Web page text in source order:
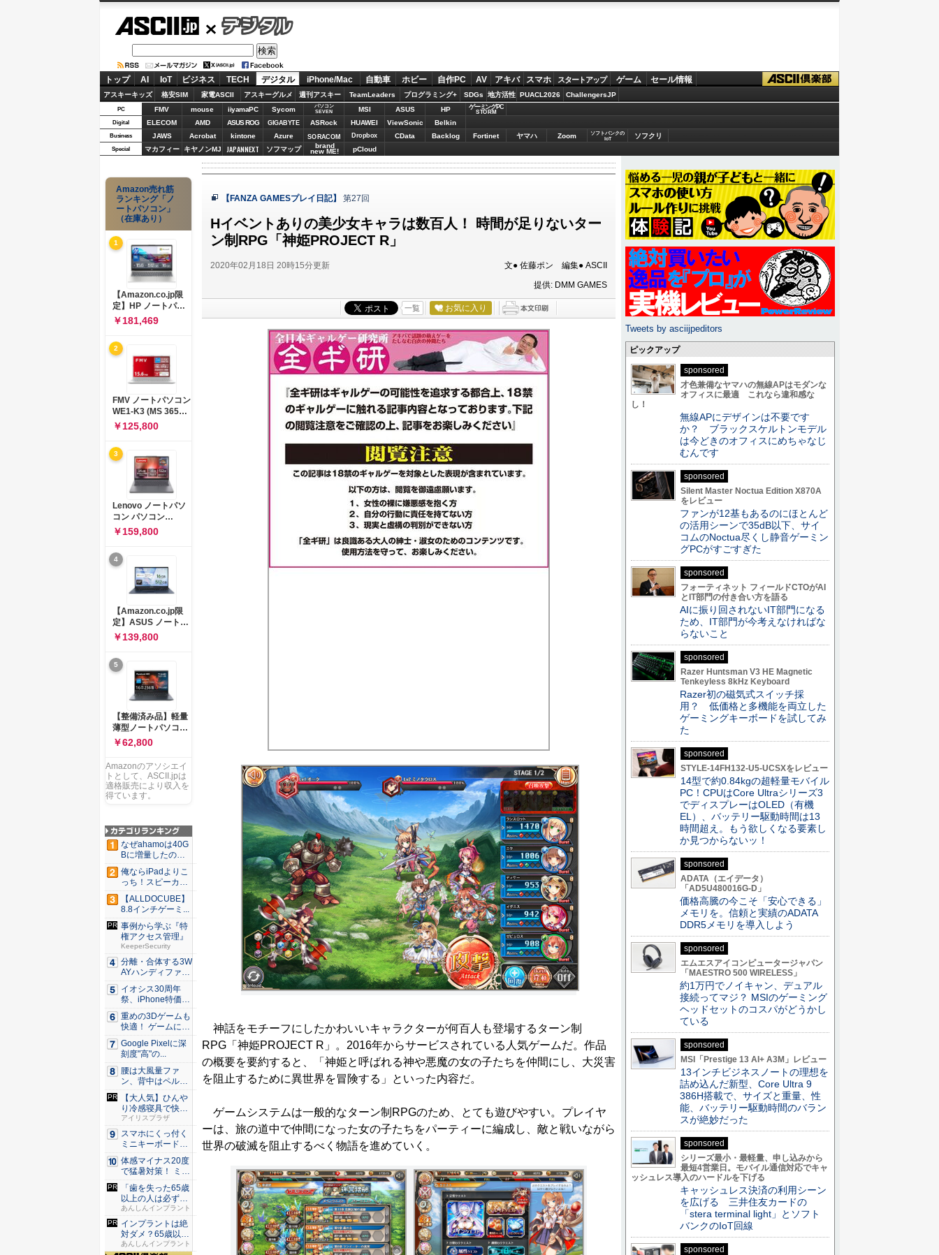
デジタル
トップ AI IoT ビジネス TECH デジタル iPhone/Mac 自動車 ホビー 自作PC AV アキバ スマホ スタートアップ ゲーム セール情報
アスキーキッズ 格安SIM 家電ASCII アスキーグルメ 週刊アスキー TeamLeaders プログラミング+ SDGs 地方活性 PUACL2026 ChallengersJP
PC FMV mouse iiyamaPC Sycom
パソコン
SEVEN
MSI ASUS HP ゲーミングPC
STORM
Digital ELECOM AMD ASUS ROG GIGABYTE ASRock HUAWEI ViewSonic Belkin
Business JAWS Acrobat kintone Azure SORACOM Dropbox CData Backlog Fortinet ヤマハ Zoom
ソフトバンクの
IoT
ソフクリ
Special マカフィー キヤノンMJ JAPANNEXT ソフマップ brand
new ME! pCloud
【FANZA GAMESプレイ日記】 第27回
Hイベントありの美少女キャラは数百人！ 時間が足りないター
ン制RPG「神姫PROJECT R」
2020年02月18日 20時15分更新
文● 佐藤ポン 編集● ASCII
提供: DMM GAMES
一覧 お気に入り
神話をモチーフにしたかわいいキャラクターが何百人も登場するターン制
RPG「神姫PROJECT R」。2016年からサービスされている人気ゲームだ。作品
の概要を要約すると、「神姫と呼ばれる神や悪魔の女の子たちを仲間にし、大災害
を阻止するために異世界を冒険する」といった内容だ。
ゲームシステムは一般的なターン制RPGのため、とても遊びやすい。プレイヤ
ーは、旅の道中で仲間になった女の子たちをパーティーに編成し、敵と戦いながら
世界の破滅を阻止するべく物語を進めていく。
Amazon売れ筋
ランキング「ノ
ートパソコン」
（在庫あり）
1
【Amazon.co.jp限
定】HP ノートパソ
コン 15-fd 15.6イン
チ インテル Core 5
120U メモリ16GB
SSD512GB
Windows 11
Microsoft Office
2024搭載 WPS
Office搭載 カメラシ
ャッター 指紋認証 薄
型 Copilotキー搭載
ナチュラルシルバー
￥181,469
2
FMV ノートパソコン
WE1-K3 (MS 365
Personal/Copilotキ
ー搭載/Win 11/15.6
型/Core
i5/16GB/SSD
512GB/ホワイト)
FMVWK3E15W_AZ
￥125,800
3
Lenovo ノートパソ
コン パソコン
IdeaPad Slim 3 14.0
インチ AMD
Ryzen™ 5 8640HS
メモリ16GB
SSD512GB
Microsoft 365 試用
版 Windows11 バッ
テリー駆動12.6時間
重量1.39kg ルナグレ
ー 83K9003JJP ノー
トPC
￥159,800
4
【Amazon.co.jp限
定】ASUS ノートパ
ソコン Vivobook 15
M1502NAQ 15.6イ
ンチ AMD Ryzen 7
170 メモリ16GB
SSD 512GB
Microsoft 365
Personal (24か月版)
搭載 Windows 11 重
量1.7kg Wi-Fi 6E ク
ワイエットブルー
M1502NAQ-
￥139,800
5
【整備済み品】軽量
薄型ノートパソコン
dynabook G83 ■
13.3型
FHD(1920x1080) -
高性能第11世代Core
i5-1135G7 - メモリ
16GB - SSD 256GB
USB Type-C - MS
Office 2021 - Win11
搭載
￥62,800
Amazonのアソシエイ
トとして、ASCII.jpは
適格販売により収入を
得ています。
なぜahamoは40G
Bに増量したの
か ...
俺ならiPadよりこ
っち！スピーカー
9個...
【ALLDOCUBE】
8.8インチゲーミ...
事例から学ぶ『特
権アクセス管理』
KeeperSecurity
分離・合体する3W
AYハンディファ
ン。置...
イオシス30周年
祭、iPhone特価品
を...
重めの3Dゲームも
快適！ ゲームに強
いH...
Google Pixelに深
刻度"高"の...
腰は大風量ファ
ン、背中はペルチ
ェ冷却。ダ...
【大人気】ひんや
り冷感寝具で快適
な睡眠を...
アイリスプラザ
スマホにくっ付く
ミニキーボード！
触ってわ...
体感マイナス20度
で猛暑対策！ ミズ
ノの...
「歯を失った65歳
以上の人は必ずや
って」...
あんしんインプラント
インプラントは絶
対ダメ？65歳以上
の方は...
あんしんインプラント
Tweets by asciijpeditors
ピックアップ
sponsored
才色兼備なヤマハの無線APはモダンな
オフィスに最適 これなら違和感な
し！
無線APにデザインは不要です
か？ ブラックスケルトンモデル
は今どきのオフィスにめちゃなじ
むんです
sponsored
Silent Master Noctua Edition X870A
をレビュー
ファンが12基もあるのにほとんど
の活用シーンで35dB以下、サイ
コムのNoctua尽くし静音ゲーミン
グPCがすごすぎた
sponsored
フォーティネット フィールドCTOがAI
とIT部門の付き合い方を語る
AIに振り回されないIT部門になる
ため、IT部門が今考えなければな
らないこと
sponsored
Razer Huntsman V3 HE Magnetic
Tenkeyless 8kHz Keyboard
Razer初の磁気式スイッチ採
用？ 低価格と多機能を両立した
ゲーミングキーボードを試してみ
た
sponsored
STYLE-14FH132-U5-UCSXをレビュー
14型で約0.84kgの超軽量モバイル
PC！CPUはCore Ultraシリーズ3
でディスプレーはOLED（有機
EL）、バッテリー駆動時間は13
時間超え。もう欲しくなる要素し
か見つからないッ！
sponsored
ADATA（エイデータ）
「AD5U480016G-D」
価格高騰の今こそ「安心できる」
メモリを。信頼と実績のADATA
DDR5メモリを導入しよう
sponsored
エムエスアイコンピュータージャパン
「MAESTRO 500 WIRELESS」
約1万円でノイキャン、デュアル
接続ってマジ？ MSIのゲーミング
ヘッドセットのコスパがどうかし
ている
sponsored
MSI「Prestige 13 AI+ A3M」レビュー
13インチビジネスノートの理想を
詰め込んだ新型、Core Ultra 9
386H搭載で、サイズと重量、性
能、バッテリー駆動時間のバラン
スが絶妙だった
sponsored
シリーズ最小・最軽量、申し込みから
最短4営業日。モバイル通信対応でキャ
ッシュレス導入のハードルを下げる
キャッシュレス決済の利用シーン
を広げる 三井住友カードの
「stera terminal light」とソフト
バンクのIoT回線
sponsored